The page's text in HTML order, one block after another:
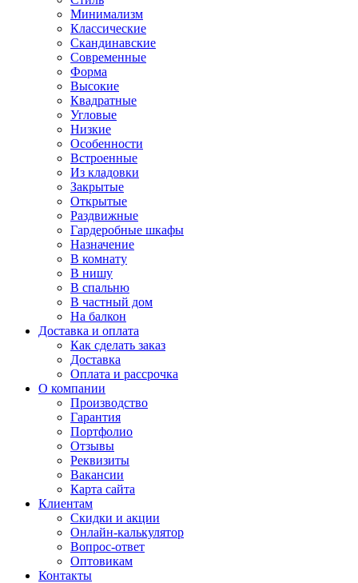
Минимализм
Классические
Скандинавские
Современные
Форма
Высокие
Квадратные
Угловые
Низкие
Особенности
Встроенные
Из кладовки
Закрытые
Открытые
Раздвижные
Гардеробные шкафы
Назначение
В комнату
В нишу
В спальню
В частный дом
На балкон
Доставка и оплата
Как сделать заказ
Доставка
Оплата и рассрочка
О компании
Производство
Гарантия
Портфолио
Отзывы
Реквизиты
Вакансии
Карта сайта
Клиентам
Скидки и акции
Онлайн-калькулятор
Вопрос-ответ
Оптовикам
Контакты